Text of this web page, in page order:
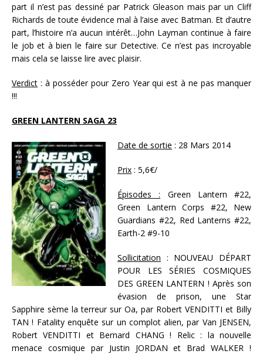
part il n’est pas dessiné par Patrick Gleason mais par un Cliff
Richards de toute évidence mal à l’aise avec Batman. Et d’autre
part, l’histoire n’a aucun intérêt…John Layman continue à faire
le job et à bien le faire sur Detective. Ce n’est pas incroyable
mais cela se laisse lire avec plaisir.
Verdict : à posséder pour Zero Year qui est à ne pas manquer
!!!
GREEN LANTERN SAGA 23
Date de sortie : 28 Mars 2014
Prix : 5,6€/
Épisodes : Green Lantern #22,
Green Lantern Corps #22, New
Guardians #22, Red Lanterns #22,
Earth-2 #9-10
Sollicitation : NOUVEAU DÉPART
POUR LES SÉRIES COSMIQUES
DES GREEN LANTERN ! Après son
évasion de prison, une Star
Sapphire sème la terreur sur Oa, par Robert VENDITTI et Billy
TAN ! Fatality enquête sur un complot alien, par Van JENSEN,
Robert VENDITTI et Bernard CHANG ! Relic : la nouvelle
menace cosmique par Justin JORDAN et Brad WALKER !